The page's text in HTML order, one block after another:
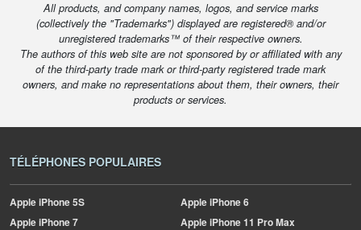
All products, and company names, logos, and service marks
(collectively the "Trademarks") displayed are registered® and/or
unregistered trademarks™ of their respective owners.
The authors of this web site are not sponsored by or affiliated with any
of the third-party trade mark or third-party registered trade mark
owners, and make no representations about them, their owners, their
products or services.
TÉLÉPHONES POPULAIRES
AppleiPhone 5S AppleiPhone 6
AppleiPhone 7 AppleiPhone 11 Pro Max